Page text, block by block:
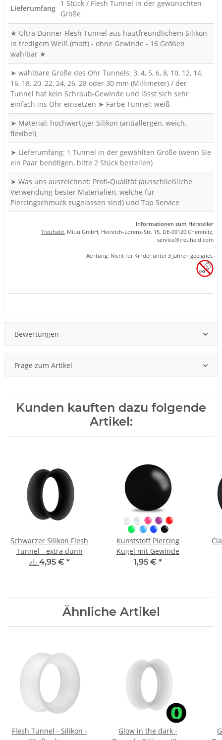
Lieferumfang
1 Stück / Flesh Tunnel in der gewünschten
Größe
★ Ultra Dünner Flesh Tunnel aus hautfreundlichem Silikon
in tredigem Weiß (matt) - ohne Gewinde - 16 Größen
wählbar ★
➤ wählbare Größe des Ohr Tunnels: 3, 4, 5, 6, 8, 10, 12, 14,
16, 18, 20, 22, 24, 26, 28 oder 30 mm (Millimeter) / der
Tunnel hat kein Schraub-Gewinde und lässt sich sehr
einfach ins Ohr einsetzen ➤ Farbe Tunnel: weiß
➤ Material: hochwertiger Silikon (antiallergen, weich,
flexibel)
➤ Lieferumfang: 1 Tunnel in der gewählten Größe (wenn Sie
ein Paar benötigen, bitte 2 Stück bestellen)
➤ Was uns auszeichnet: Profi-Qualität (ausschließliche
Verwendung bester Materialien, welche für
Piercingschmuck zugelassen sind) und Top Service
Informationen zum Hersteller
Treuheld, Miuu GmbH, Heinrich-Lorenz-Str. 15, DE-09120 Chemnitz,
service@treuheld.com
Achtung: Nicht für Kinder unter 3 Jahren geeignet.
Bewertungen
Frage zum Artikel
Kunden kauften dazu folgende
Artikel:
Schwarzer Silikon Flesh
Tunnel - extra dünn
ab 4,95 € *
Kunststoff Piercing
Kugel mit Gewinde
1,95 € *
Ähnliche Artikel
Flesh Tunnel - Silikon -
Glow in the dark -